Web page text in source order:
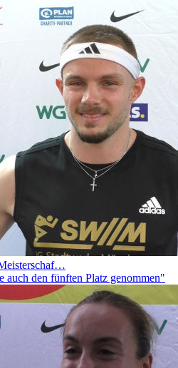
auch den fünften Platz genommen"